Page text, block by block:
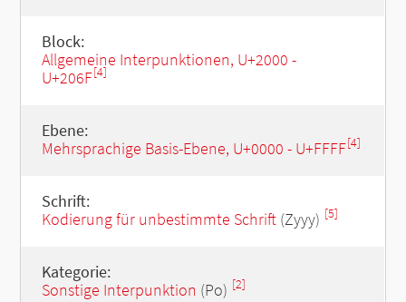
Block:
Allgemeine Interpunktionen, U+2000 -
U+206F[4]
Ebene:
Mehrsprachige Basis-Ebene, U+0000 - U+FFFF[4]
Schrift:
Kodierung für unbestimmte Schrift(Zyyy) [5]
Kategorie:
Sonstige Interpunktion (Po) [2]